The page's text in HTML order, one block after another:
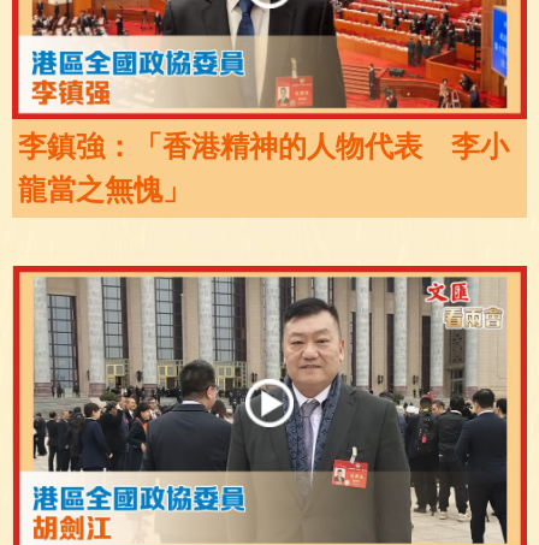
李鎮強：「香港精神的人物代表 李小
龍當之無愧」